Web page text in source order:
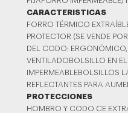
CARACTERISTICAS
FORRO TÉRMICO
PROTECTOR (SE VENDE
DEL CODO: ERGONÓMICO,
VENTILADOBOLSILLO EN
IMPERMEABLEBOLSILLOS
REFLECTANTES PARA
PROTECCIONES
HOMBRO Y CODO CE